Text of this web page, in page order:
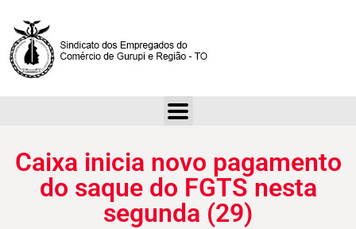
Caixa inicia novo pagamento
do saque do FGTS nesta
segunda (29)